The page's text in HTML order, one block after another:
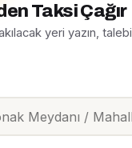
Taksi Çağır
yeri yazın,